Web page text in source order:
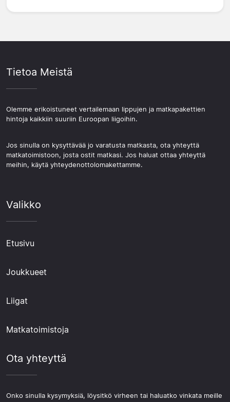
Tietoa Meistä
Olemme erikoistuneet vertailemaan lippujen ja matkapakettien
hintoja kaikkiin suuriin Euroopan liigoihin.
Jos sinulla on kysyttävää jo varatusta matkasta, ota yhteyttä
matkatoimistoon, josta ostit matkasi. Jos haluat ottaa yhteyttä
meihin, käytä yhteydenottolomakettamme.
Valikko
Etusivu
Joukkueet
Liigat
Matkatoimistoja
Ota yhteyttä
Onko sinulla kysymyksiä, löysitkö virheen tai haluatko vinkata meille